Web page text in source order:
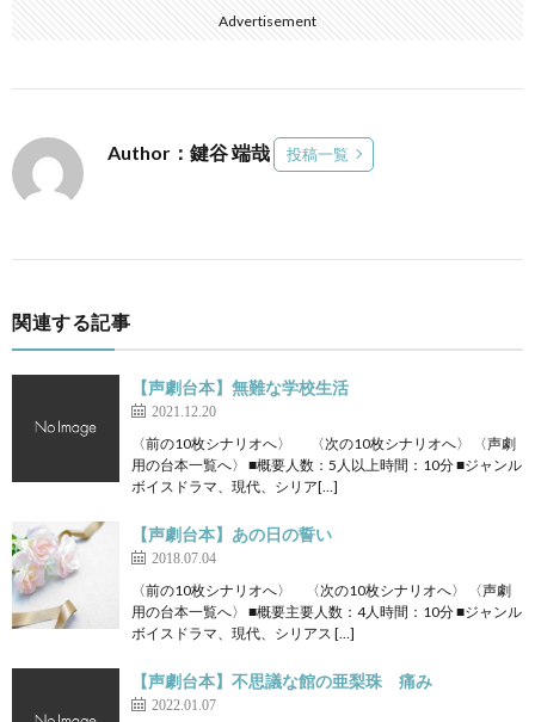
Advertisement
Author：鍵谷 端哉 投稿一覧
関連する記事
【声劇台本】無難な学校生活
2021.12.20
〈前の10枚シナリオへ〉 〈次の10枚シナリオへ〉 〈声劇
用の台本一覧へ〉 ■概要人数：5人以上時間：10分 ■ジャンル
ボイスドラマ、現代、シリア[…]
【声劇台本】あの日の誓い
2018.07.04
〈前の10枚シナリオへ〉 〈次の10枚シナリオへ〉 〈声劇
用の台本一覧へ〉 ■概要主要人数：4人時間：10分 ■ジャンル
ボイスドラマ、現代、シリアス […]
【声劇台本】不思議な館の亜梨珠 痛み
2022.01.07